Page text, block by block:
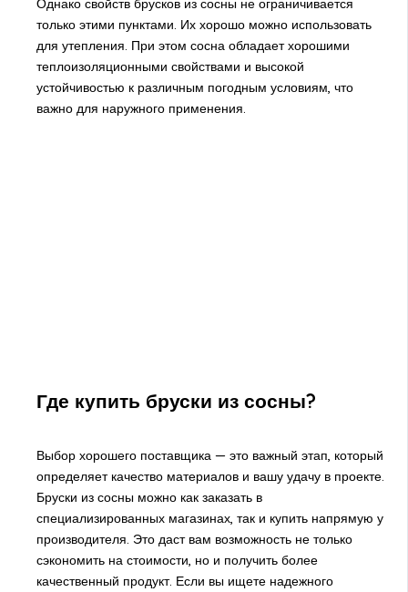
Однако свойств брусков из сосны не ограничивается
только этими пунктами. Их хорошо можно использовать
для утепления. При этом сосна обладает хорошими
теплоизоляционными свойствами и высокой
устойчивостью к различным погодным условиям, что
важно для наружного применения.
Где купить бруски из сосны?
Выбор хорошего поставщика — это важный этап, который
определяет качество материалов и вашу удачу в проекте.
Бруски из сосны можно как заказать в
специализированных магазинах, так и купить напрямую у
производителя. Это даст вам возможность не только
сэкономить на стоимости, но и получить более
качественный продукт. Если вы ищете надежного